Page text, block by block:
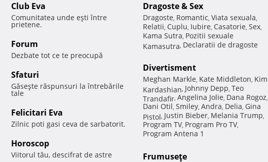
Club Eva
Comunitatea unde eşti între
prietene.
Forum
Dezbate tot ce te preocupă
Sfaturi
Găseşte răspunsuri la întrebările
tale
Felicitari Eva
Zilnic poti gasi ceva de sarbatorit.
Horoscop
Viitorul tău, descifrat de astre
Dragoste & Sex
Dragoste, Romantic, Viata sexuala,
Relatii, Cuplu, Iubire, Casatorie, Sex,
Kama Sutra, Pozitii sexuale
Kamasutra, Declaratii de dragoste
Divertisment
Meghan Markle, Kate Middleton, Kim
Kardashian, Johnny Depp, Teo
Trandafir, Angelina Jolie, Dana Rogoz,
Dani Otil, Smiley, Andra, Delia, Gina
Pistol, Justin Bieber, Melania Trump,
Program TV, Program Pro TV,
Program Antena 1
Frumuseţe